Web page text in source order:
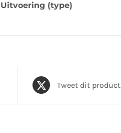
Uitvoering (type)
Tweet dit product